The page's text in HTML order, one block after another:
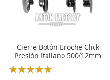
Cierre Botón Broche Click
Presión Italiano 500/12mm
Rating: